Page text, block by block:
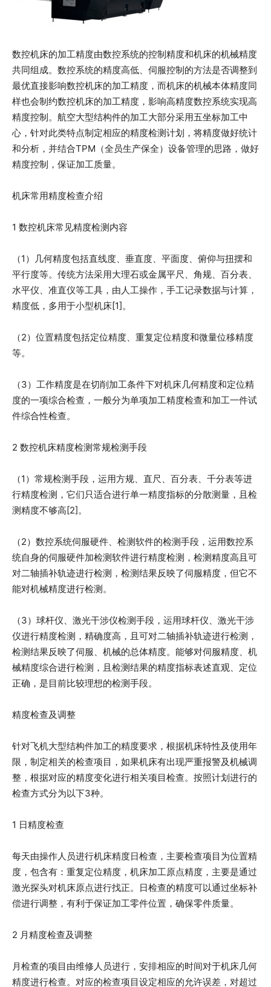
数控机床的加工精度由数控系统的控制精度和机床的机械精度
共同组成。数控系统的精度高低、伺服控制的方法是否调整到
最优直接影响数控机床的加工精度，而机床的机械本体精度同
样也会制约数控机床的加工精度，影响高精度数控系统实现高
精度控制。航空大型结构件的加工大部分采用五坐标加工中
心，针对此类特点制定相应的精度检测计划，将精度做好统计
和分析，并结合TPM（全员生产保全）设备管理的思路，做好
精度控制，保证加工质量。
机床常用精度检查介绍
1 数控机床常见精度检测内容
（1）几何精度包括直线度、垂直度、平面度、俯仰与扭摆和
平行度等。传统方法采用大理石或金属平尺、角规、百分表、
水平仪、准直仪等工具，由人工操作，手工记录数据与计算，
精度低，多用于小型机床[1]。
（2）位置精度包括定位精度、重复定位精度和微量位移精度
等。
（3）工作精度是在切削加工条件下对机床几何精度和定位精
度的一项综合检查，一般分为单项加工精度检查和加工一件试
件综合性检查。
2 数控机床精度检测常规检测手段
（1）常规检测手段，运用方规、直尺、百分表、千分表等进
行精度检测，它们只适合进行单一精度指标的分散测量，且检
测精度不够高[2]。
（2）数控系统伺服硬件、检测软件的检测手段，运用数控系
统自身的伺服硬件加检测软件进行精度检测，检测精度高且可
对二轴插补轨迹进行检测，检测结果反映了伺服精度，但它不
能对机械精度进行检测。
（3）球杆仪、激光干涉仪检测手段，运用球杆仪、激光干涉
仪进行精度检测，精确度高，且可对二轴插补轨迹进行检测，
检测结果反映了伺服、机械的总体精度。能够对伺服精度、机
械精度综合进行检测，且检测结果的精度指标表述直观、定位
正确，是目前比较理想的检测手段。
精度检查及调整
针对飞机大型结构件加工的精度要求，根据机床特性及使用年
限，制定相关的检查项目，如果机床有出现严重报警及机械调
整，根据对应的精度变化进行相关项目检查。按照计划进行的
检查方式分为以下3种。
1 日精度检查
每天由操作人员进行机床精度日检查，主要检查项目为位置精
度，包含有：重复定位精度，机床加工原点精度，主要是通过
激光探头对机床原点进行找正。日检查的精度可以通过坐标补
偿进行调整，有利于保证加工零件位置，确保零件质量。
2 月精度检查及调整
月检查的项目由维修人员进行，安排相应的时间对于机床几何
精度进行检查。对应的检查项目设定相应的允许误差，对超过